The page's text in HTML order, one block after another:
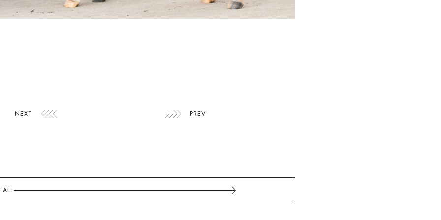
NEXT PREV
ALL